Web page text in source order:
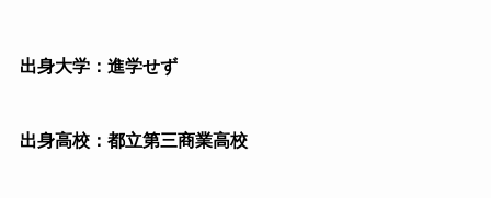
出身大学：進学せず
出身高校：都立第三商業高校